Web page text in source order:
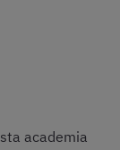
academia